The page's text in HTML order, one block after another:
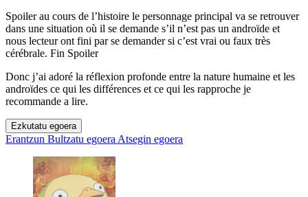
Spoiler au cours de l’histoire le personnage principal va se retrouver
dans une situation où il se demande s’il n’est pas un androïde et
nous lecteur ont fini par se demander si c’est vrai ou faux très
cérébrale. Fin Spoiler
Donc j’ai adoré la réflexion profonde entre la nature humaine et les
androïdes ce qui les différences et ce qui les rapproche je
recommande a lire.
Ezkutatu egoera
Erantzun Bultzatu egoera Atsegin egoera